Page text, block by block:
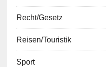
Recht/Gesetz
Reisen/Touristik
Sport